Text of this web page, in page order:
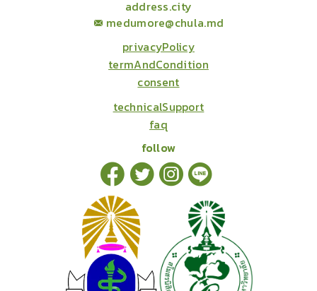
address.city
medumore@chula.md
privacyPolicy
termAndCondition
consent
technicalSupport
faq
follow